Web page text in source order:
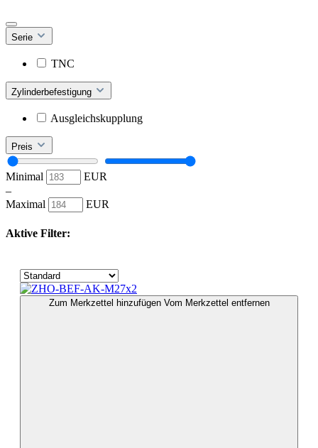
Serie
TNC
Zylinderbefestigung
Ausgleichskupplung
Preis
Minimal
EUR
–
Maximal
EUR
Aktive Filter:
Zum Merkzettel hinzufügen Vom Merkzettel entfernen